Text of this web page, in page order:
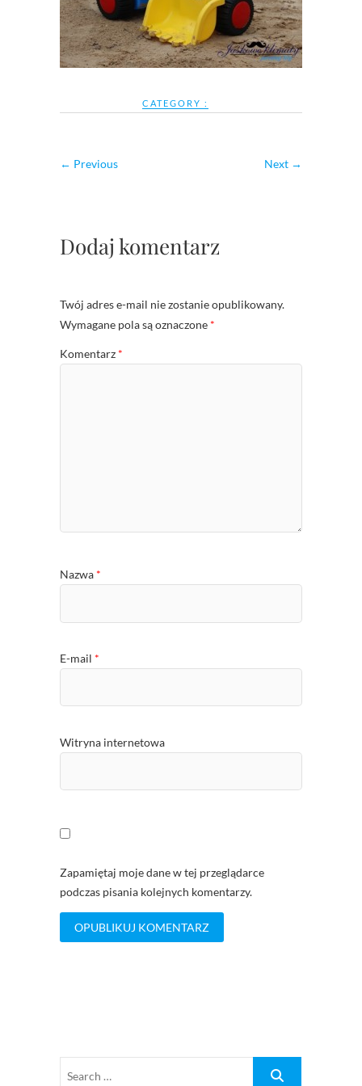
CATEGORY :
← Previous Next →
Dodaj komentarz
Twój adres e-mail nie zostanie opublikowany.
Wymagane pola są oznaczone *
Komentarz *
Nazwa *
E-mail *
Witryna internetowa
Zapamiętaj moje dane w tej przeglądarce
podczas pisania kolejnych komentarzy.